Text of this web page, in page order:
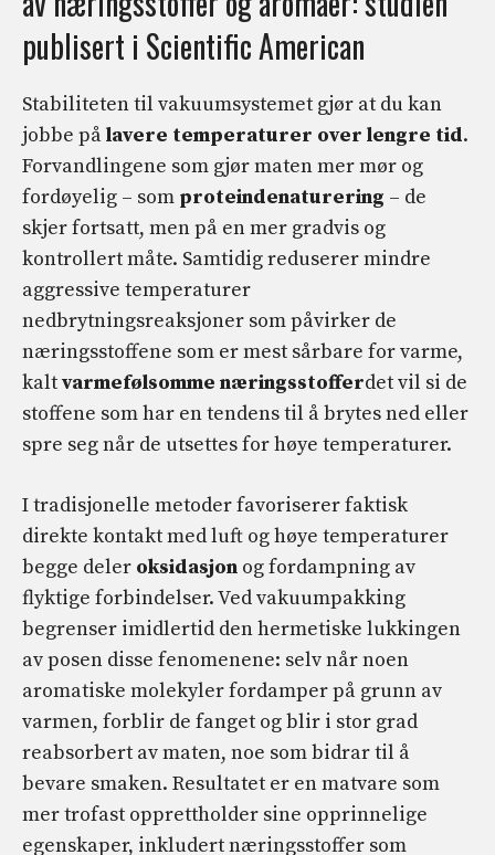
publisert i Scientific American
Stabiliteten til vakuumsystemet gjør at du kan
jobbe pålavere temperaturer over lengre tid.
Forvandlingene som gjør maten mer mør og
fordøyelig – som proteindenaturering – de
skjer fortsatt, men på en mer gradvis og
kontrollert måte. Samtidig reduserer mindre
aggressive temperaturer
nedbrytningsreaksjoner som påvirker de
næringsstoffene som er mest sårbare for varme,
kaltvarmefølsomme næringsstofferdet vil si de
stoffene som har en tendens til å brytes ned eller
spre seg når de utsettes for høye temperaturer.
I tradisjonelle metoder favoriserer faktisk
direkte kontakt med luft og høye temperaturer
begge deler oksidasjon og fordampning av
flyktige forbindelser. Ved vakuumpakking
begrenser imidlertid den hermetiske lukkingen
av posen disse fenomenene: selv når noen
aromatiske molekyler fordamper på grunn av
varmen, forblir de fanget og blir i stor grad
reabsorbert av maten, noe som bidrar til å
bevare smaken. Resultatet er en matvare som
mer trofast opprettholder sine opprinnelige
egenskaper, inkludert næringsstoffer som